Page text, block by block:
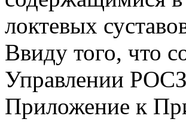
локтевых
Ввиду того, что
Управлении
Приложение к